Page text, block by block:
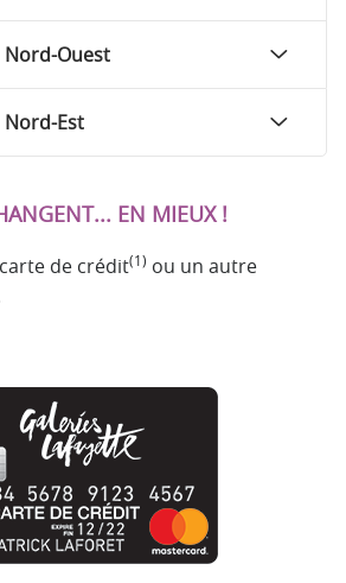
Nord-Ouest
Nord-Est
EN MIEUX !
de crédit(1) ou un autre